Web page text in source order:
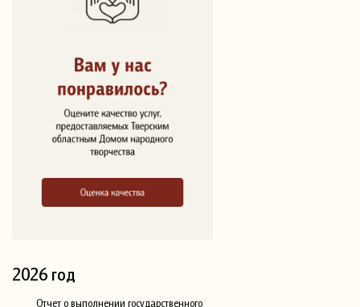
2026 год
Отчет о выполнении государственного